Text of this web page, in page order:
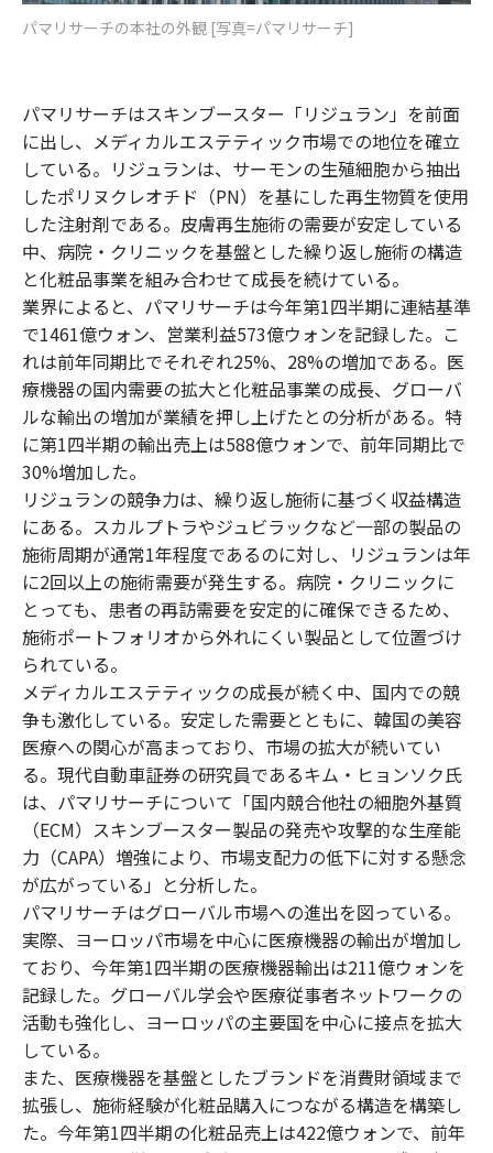
パマリサーチの本社の外観 [写真=パマリサーチ]
パマリサーチはスキンブースター「リジュラン」を前面
に出し、メディカルエステティック市場での地位を確立
している。リジュランは、サーモンの生殖細胞から抽出
したポリヌクレオチド（PN）を基にした再生物質を使用
した注射剤である。皮膚再生施術の需要が安定している
中、病院・クリニックを基盤とした繰り返し施術の構造
と化粧品事業を組み合わせて成長を続けている。
業界によると、パマリサーチは今年第1四半期に連結基準
で1461億ウォン、営業利益573億ウォンを記録した。こ
れは前年同期比でそれぞれ25%、28%の増加である。医
療機器の国内需要の拡大と化粧品事業の成長、グローバ
ルな輸出の増加が業績を押し上げたとの分析がある。特
に第1四半期の輸出売上は588億ウォンで、前年同期比で
30%増加した。
リジュランの競争力は、繰り返し施術に基づく収益構造
にある。スカルプトラやジュビラックなど一部の製品の
施術周期が通常1年程度であるのに対し、リジュランは年
に2回以上の施術需要が発生する。病院・クリニックに
とっても、患者の再訪需要を安定的に確保できるため、
施術ポートフォリオから外れにくい製品として位置づけ
られている。
メディカルエステティックの成長が続く中、国内での競
争も激化している。安定した需要とともに、韓国の美容
医療への関心が高まっており、市場の拡大が続いてい
る。現代自動車証券の研究員であるキム・ヒョンソク氏
は、パマリサーチについて「国内競合他社の細胞外基質
（ECM）スキンブースター製品の発売や攻撃的な生産能
力（CAPA）増強により、市場支配力の低下に対する懸念
が広がっている」と分析した。
パマリサーチはグローバル市場への進出を図っている。
実際、ヨーロッパ市場を中心に医療機器の輸出が増加し
ており、今年第1四半期の医療機器輸出は211億ウォンを
記録した。グローバル学会や医療従事者ネットワークの
活動も強化し、ヨーロッパの主要国を中心に接点を拡大
している。
また、医療機器を基盤としたブランドを消費財領域まで
拡張し、施術経験が化粧品購入につながる構造を構築し
た。今年第1四半期の化粧品売上は422億ウォンで、前年